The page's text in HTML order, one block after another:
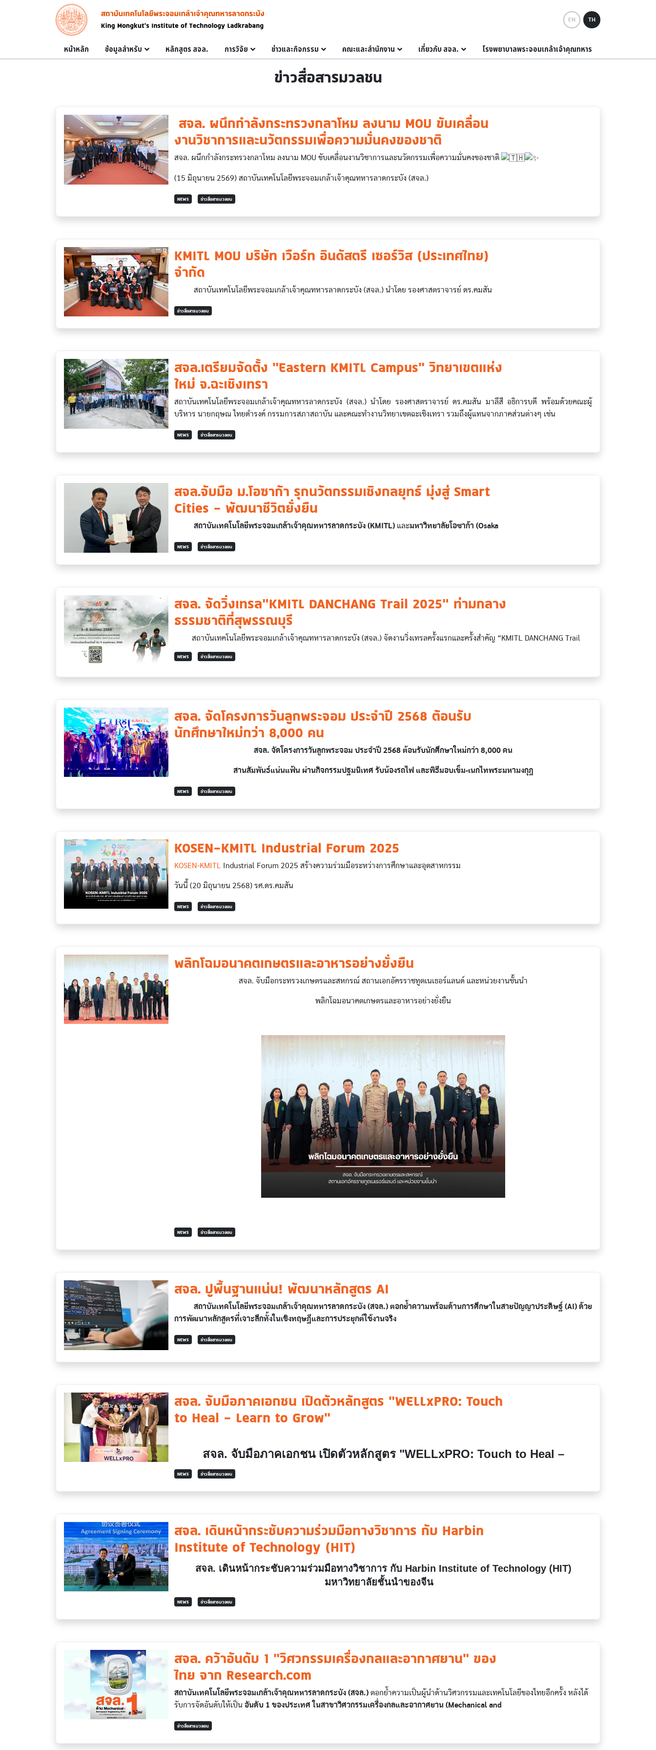
Skip to main content
Image
EN TH
Main navigation
หน้าหลัก ข้อมูลสำหรับ หลักสูตร สจล. การวิจัย ข่าวและกิจกรรม คณะและสำนักงาน เกี่ยวกับ สจล. โรงพยาบาลพระจอมเกล้าเจ้าคุณทหาร
ข่าวสื่อสารมวลชน
​ สจล. ผนึกกำลังกระทรวงกลาโหม ลงนาม MOU ขับเคลื่อน
งานวิชาการและนวัตกรรมเพื่อความมั่นคงของชาติ ​
สจล. ผนึกกำลังกระทรวงกลาโหม ลงนาม MOU ขับเคลื่อนงานวิชาการและนวัตกรรมเพื่อความมั่นคงของชาติ
(15 มิถุนายน 2569) สถาบันเทคโนโลยีพระจอมเกล้าเจ้าคุณทหารลาดกระบัง (สจล.)
NEWS ข่าวสื่อสารมวลชน
KMITL MOU บริษัท เวือร์ท อินดัสตรี เซอร์วิส (ประเทศไทย)
จำกัด
สถาบันเทคโนโลยีพระจอมเกล้าเจ้าคุณทหารลาดกระบัง (สจล.) นำโดย รองศาสตราจารย์ ดร.คมสัน
ข่าวสื่อสารมวลชน
สจล.เตรียมจัดตั้ง "Eastern KMITL Campus" วิทยาเขตแห่ง
ใหม่ จ.ฉะเชิงเทรา
สถาบันเทคโนโลยีพระจอมเกล้าเจ้าคุณทหารลาดกระบัง (สจล.) นำโดย รองศาสตราจารย์ ดร.คมสัน มาลีสี อธิการบดี พร้อมด้วยคณะผู้
บริหาร นายกฤษณ ไทยดำรงค์ กรรมการสภาสถาบัน และคณะทำงานวิทยาเขตฉะเชิงเทรา รวมถึงผู้แทนจากภาคส่วนต่างๆ เช่น
NEWS ข่าวสื่อสารมวลชน
สจล.จับมือ ม.โอซาก้า รุกนวัตกรรมเชิงกลยุทธ์ มุ่งสู่ Smart
Cities - พัฒนาชีวิตยั่งยืน
สถาบันเทคโนโลยีพระจอมเกล้าเจ้าคุณทหารลาดกระบัง (KMITL) และมหาวิทยาลัยโอซาก้า (Osaka
NEWS ข่าวสื่อสารมวลชน
สจล. จัดวิ่งเทรล“KMITL DANCHANG Trail 2025” ท่ามกลาง
ธรรมชาติที่สุพรรณบุรี
สถาบันเทคโนโลยีพระจอมเกล้าเจ้าคุณทหารลาดกระบัง (สจล.) จัดงานวิ่งเทรลครั้งแรกและครั้งสำคัญ “KMITL DANCHANG Trail
NEWS ข่าวสื่อสารมวลชน
สจล. จัดโครงการวันลูกพระจอม ประจำปี 2568 ต้อนรับ
นักศึกษาใหม่กว่า 8,000 คน
สจล. จัดโครงการวันลูกพระจอม ประจำปี 2568 ต้อนรับนักศึกษาใหม่กว่า 8,000 คน
สานสัมพันธ์แน่นแฟ้น ผ่านกิจกรรมปฐมนิเทศ รับน้องรถไฟ และพิธีมอบเข็ม-เนกไทพระมหามงกุฎ
NEWS ข่าวสื่อสารมวลชน
KOSEN-KMITL Industrial Forum 2025
KOSEN-KMITL Industrial Forum 2025 สร้างความร่วมมือระหว่างการศึกษาและอุตสาหกรรม
วันนี้ (20 มิถุนายน 2568) รศ.ดร.คมสัน
NEWS ข่าวสื่อสารมวลชน
พลิกโฉมอนาคตเกษตรและอาหารอย่างยั่งยืน
สจล. จับมือกระทรวงเกษตรและสหกรณ์ สถานเอกอัครราชทูตเนเธอร์แลนด์ และหน่วยงานชั้นนำ
พลิกโฉมอนาคตเกษตรและอาหารอย่างยั่งยืน
NEWS ข่าวสื่อสารมวลชน
สจล. ปูพื้นฐานแน่น! พัฒนาหลักสูตร AI
สถาบันเทคโนโลยีพระจอมเกล้าเจ้าคุณทหารลาดกระบัง (สจล.) ตอกย้ำความพร้อมด้านการศึกษาในสายปัญญาประดิษฐ์ (AI) ด้วย
การพัฒนาหลักสูตรที่เจาะลึกทั้งในเชิงทฤษฎีและการประยุกต์ใช้งานจริง
NEWS ข่าวสื่อสารมวลชน
สจล. จับมือภาคเอกชน เปิดตัวหลักสูตร "WELLxPRO: Touch
to Heal – Learn to Grow"
สจล. จับมือภาคเอกชน เปิดตัวหลักสูตร "WELLxPRO: Touch to Heal –
NEWS ข่าวสื่อสารมวลชน
สจล. เดินหน้ากระชับความร่วมมือทางวิชาการ กับ Harbin
Institute of Technology (HIT)
สจล. เดินหน้ากระชับความร่วมมือทางวิชาการ กับ Harbin Institute of Technology (HIT)
มหาวิทยาลัยชั้นนำของจีน
NEWS ข่าวสื่อสารมวลชน
สจล. คว้าอันดับ 1 "วิศวกรรมเครื่องกลและอากาศยาน" ของ
ไทย จาก Research.com
สถาบันเทคโนโลยีพระจอมเกล้าเจ้าคุณทหารลาดกระบัง (สจล.) ตอกย้ำความเป็นผู้นำด้านวิศวกรรมและเทคโนโลยีของไทยอีกครั้ง หลังได้
รับการจัดอันดับให้เป็น อันดับ 1 ของประเทศ ในสาขาวิศวกรรมเครื่องกลและอากาศยาน (Mechanical and
ข่าวสื่อสารมวลชน